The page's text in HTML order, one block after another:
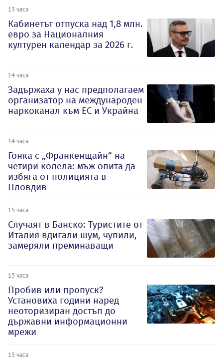
13 часа
Кабинетът отпуска над 1,8 млн.
евро за Националния
културен календар за 2026 г.
14 часа
Задържаха у нас предполагаем
организатор на международен
наркоканал към ЕС и Украйна
14 часа
Гонка с „Франкенщайн“ на
четири колела: мъж опита да
избяга от полицията в
Пловдив
15 часа
Случаят в Банско: Туристите от
Италия вдигали шум, чупили,
замеряли преминаващи
15 часа
Пробив или пропуск?
Установиха години наред
неоторизиран достъп до
държавни информационни
мрежи
15 часа